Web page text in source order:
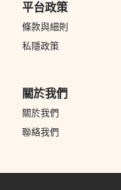
平台政策
條款與細則
私隱政策
關於我們
關於我們
聯絡我們